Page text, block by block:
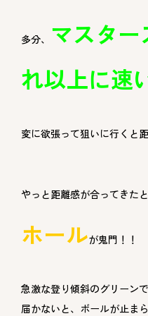
多分、 マスタ
れ以上に速
変に欲張って狙いに行くと
やっと距離感が合ってきた
ホールが鬼門！！
急激な登り傾斜のグリーン
届かないと、ボールが止ま